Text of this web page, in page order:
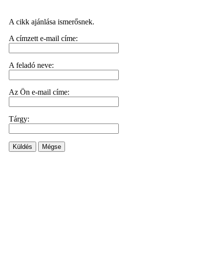
A cikk ajánlása ismerősnek.
A címzett e-mail címe:
A feladó neve:
Az Ön e-mail címe:
Tárgy:
Küldés Mégse